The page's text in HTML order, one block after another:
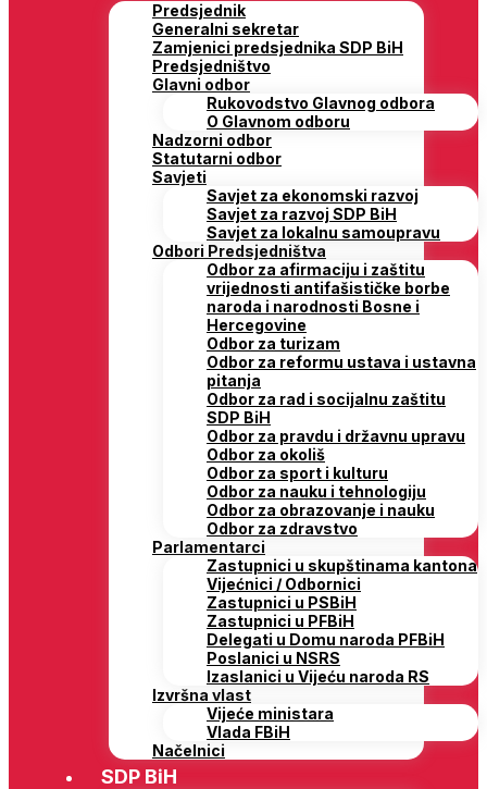
Predsjednik
Generalni sekretar
Zamjenici predsjednika SDP BiH
Predsjedništvo
Glavni odbor
Rukovodstvo Glavnog odbora
O Glavnom odboru
Nadzorni odbor
Statutarni odbor
Savjeti
Savjet za ekonomski razvoj
Savjet za razvoj SDP BiH
Savjet za lokalnu samoupravu
Odbori Predsjedništva
Odbor za afirmaciju i zaštitu
vrijednosti antifašističke borbe
naroda i narodnosti Bosne i
Hercegovine
Odbor za turizam
Odbor za reformu ustava i ustavna
pitanja
Odbor za rad i socijalnu zaštitu
SDP BiH
Odbor za pravdu i državnu upravu
Odbor za okoliš
Odbor za sport i kulturu
Odbor za nauku i tehnologiju
Odbor za obrazovanje i nauku
Odbor za zdravstvo
Parlamentarci
Zastupnici u skupštinama kantona
Vijećnici / Odbornici
Zastupnici u PSBiH
Zastupnici u PFBiH
Delegati u Domu naroda PFBiH
Poslanici u NSRS
Izaslanici u Vijeću naroda RS
Izvršna vlast
Vijeće ministara
Vlada FBiH
Načelnici
SDP BiH